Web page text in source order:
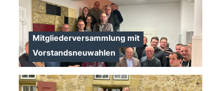
>
Mitgliederversammlung mit
Vorstandsneuwahlen